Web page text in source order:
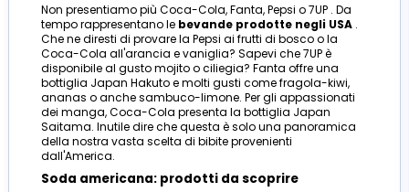
Non presentiamo più Coca-Cola, Fanta, Pepsi o 7UP . Da
tempo rappresentano le bevande prodotte negli USA .
Che ne diresti di provare la Pepsi ai frutti di bosco o la
Coca-Cola all'arancia e vaniglia? Sapevi che 7UP è
disponibile al gusto mojito o ciliegia? Fanta offre una
bottiglia Japan Hakuto e molti gusti come fragola-kiwi,
ananas o anche sambuco-limone. Per gli appassionati
dei manga, Coca-Cola presenta la bottiglia Japan
Saitama. Inutile dire che questa è solo una panoramica
della nostra vasta scelta di bibite provenienti
dall'America.
Soda americana: prodotti da scoprire